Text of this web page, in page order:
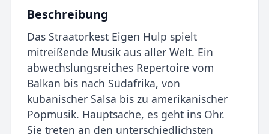
Beschreibung
Das Straatorkest Eigen Hulp spielt
mitreißende Musik aus aller Welt. Ein
abwechslungsreiches Repertoire vom
Balkan bis nach Südafrika, von
kubanischer Salsa bis zu amerikanischer
Popmusik. Hauptsache, es geht ins Ohr.
Sie treten an den unterschiedlichsten